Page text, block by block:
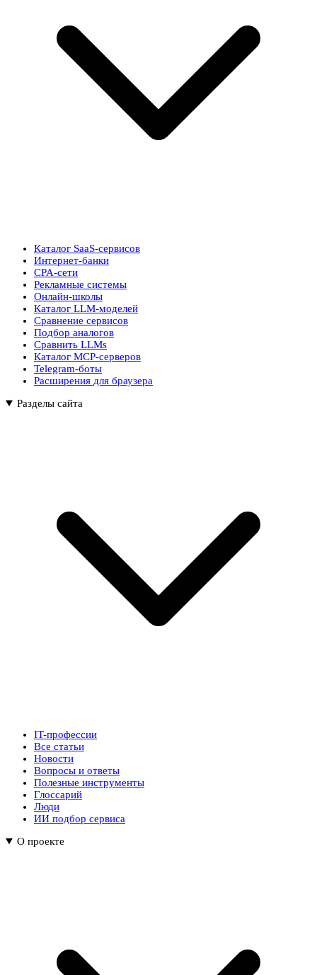
Каталог SaaS-сервисов
Интернет-банки
CPA-сети
Рекламные системы
Онлайн-школы
Каталог LLM-моделей
Сравнение сервисов
Подбор аналогов
Сравнить LLMs
Каталог MCP-серверов
Telegram-боты
Расширения для браузера
Разделы сайта
IT-профессии
Все статьи
Новости
Вопросы и ответы
Полезные инструменты
Глоссарий
Люди
ИИ подбор сервиса
О проекте